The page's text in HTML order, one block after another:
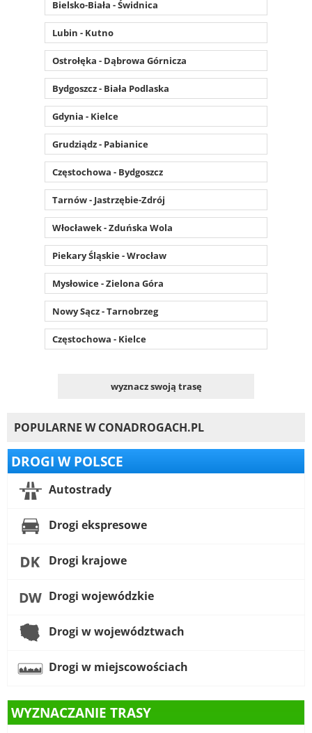
Bielsko-Biała - Świdnica
Lubin - Kutno
Ostrołęka - Dąbrowa Górnicza
Bydgoszcz - Biała Podlaska
Gdynia - Kielce
Grudziądz - Pabianice
Częstochowa - Bydgoszcz
Tarnów - Jastrzębie-Zdrój
Włocławek - Zduńska Wola
Piekary Śląskie - Wrocław
Mysłowice - Zielona Góra
Nowy Sącz - Tarnobrzeg
Częstochowa - Kielce
wyznacz swoją trasę
POPULARNE W CONADROGACH.PL
DROGI W POLSCE
Autostrady
Drogi ekspresowe
Drogi krajowe
Drogi wojewódzkie
Drogi w województwach
Drogi w miejscowościach
WYZNACZANIE TRASY